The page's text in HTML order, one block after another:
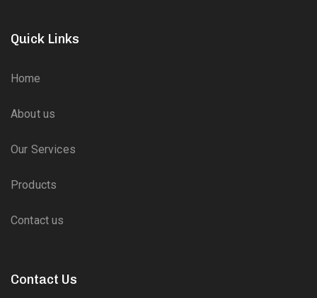
Quick Links
Home
About us
Our Services
Products
Contact us
Contact Us